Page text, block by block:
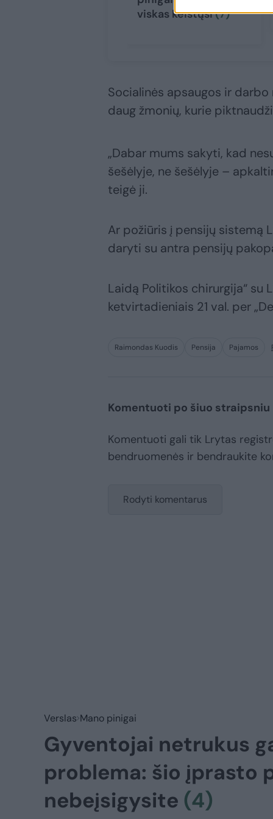
viskas keistųsi(7)
Socialinės apsaugos ir
daug žmonių, kurie
„Dabar mums sakyti, kad
šešėlyje, ne šešėlyje –
teigė ji.
Ar požiūris į pensijų sistemą
daryti su antra pensijų
Laidą Politikos chirurgija“ su
ketvirtadieniais 21 val. per
Raimondas Kuodis Pensija Pajamos
Komentuoti po šiuo straipsniu
Komentuoti gali tik Lrytas
bendruomenės ir bendraukite
Rodyti komentarus
Verslas Mano pinigai
Gyventojai netrukus
problema: šio įprasto
nebeįsigysite (4)